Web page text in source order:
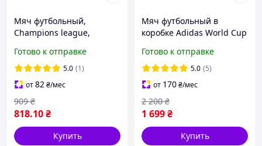
Мяч футбольный,
Champions league,
Готово к отправке
5.0 (1)
от82₴/мес
818.10₴
909 ₴
Купить
Мяч футбольный в
коробке Adidas World Cup
JD8045 (размер 4)
Готово к отправке
5.0 (5)
от 170₴/мес
1 699₴
2 200 ₴
Купить